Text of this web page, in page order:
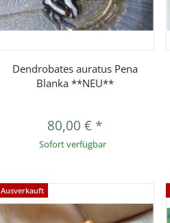
Vorschau
Dendrobates auratus Pena
Blanka **NEU**
80,00 € *
Sofort verfügbar
Ausverkauft